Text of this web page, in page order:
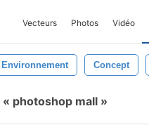
Vecteurs Photos Vidéo
Environnement Concept
photoshop mall